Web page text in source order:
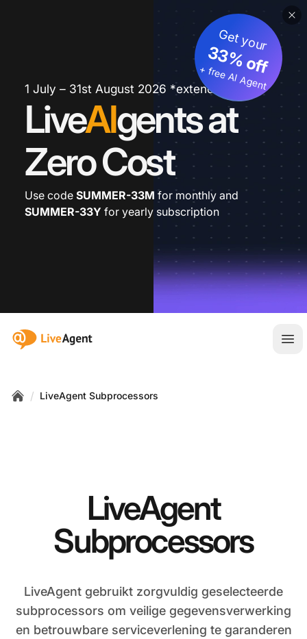
1 July – 31st August 2026 *extended
LiveAIgents at
Zero Cost
Get your
33% off
+ free AI Agent
Use code SUMMER-33M for monthly and
SUMMER-33Y for yearly subscription
:site.title
/ LiveAgent Subprocessors
LiveAgent
Subprocessors
LiveAgent gebruikt zorgvuldig geselecteerde
subprocessors om veilige gegevensverwerking
en betrouwbare serviceverlening te garanderen